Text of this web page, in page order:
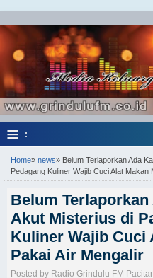
≡ :
Home» news» Belum Terlaporkan Ada
Pedagang Kuliner Wajib Cuci Alat Makan
Belum
Akut Misterius di
Kuliner Wajib Cuci
Pakai Air Mengalir
Posted by Radio Grindulu FM